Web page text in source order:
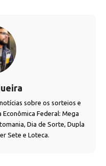
sobre os sorteios e
Federal: Mega
Dia de Sorte, Dupla
Sete e Loteca.